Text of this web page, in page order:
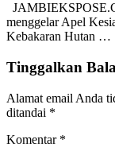
menggelar Apel
Kebakaran Hutan …
Tinggalkan
Alamat email Anda
ditandai *
Komentar *